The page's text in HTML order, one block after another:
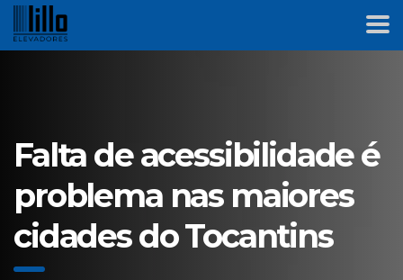
Falta de acessibilidade é
problema nas maiores
cidades do Tocantins